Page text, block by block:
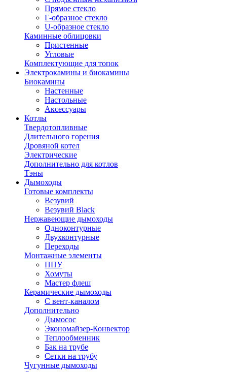
Прямое стекло
Г-образное стекло
U-образное стекло
Каминные облицовки
Пристенные
Угловые
Комплектующие для топок
Электрокамины и биокамины
Биокамины
Настенные
Настольные
Аксессуары
Котлы
Твердотопливные
Длительного горения
Дровяной котел
Электрические
Дополнительно для котлов
Тэны
Дымоходы
Готовые комплекты
Везувий
Везувий Black
Нержавеющие дымоходы
Одноконтурные
Двухконтурные
Переходы
Монтажные элементы
ППУ
Хомуты
Мастер флеш
Керамические дымоходы
С вент-каналом
Дополнительно
Дымосос
Экономайзер-Конвектор
Теплообменник
Бак на трубе
Сетки на трубу
Чугунные дымоходы